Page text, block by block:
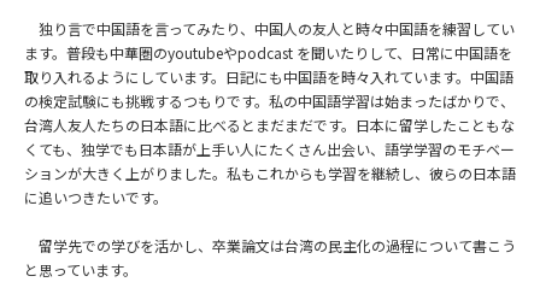
独り言で中国語を言ってみたり、中国人の友人と時々中国語を練習してい
ます。普段も中華圏のyoutubeやpodcast を聞いたりして、日常に中国語を
取り入れるようにしています。日記にも中国語を時々入れています。中国語
の検定試験にも挑戦するつもりです。私の中国語学習は始まったばかりで、
台湾人友人たちの日本語に比べるとまだまだです。日本に留学したこともな
くても、独学でも日本語が上手い人にたくさん出会い、語学学習のモチベー
ションが大きく上がりました。私もこれからも学習を継続し、彼らの日本語
に追いつきたいです。
留学先での学びを活かし、卒業論文は台湾の民主化の過程について書こう
と思っています。